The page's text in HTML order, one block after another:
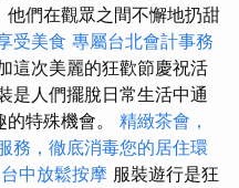
們在觀眾之間不懈地扔甜
受美食 專屬台北會計事務
這次美麗的狂歡節慶祝活
是人們擺脫日常生活中通
特殊機會。 精緻茶會，
務，徹底消毒您的居住環
台中放鬆按摩 服裝遊行是狂